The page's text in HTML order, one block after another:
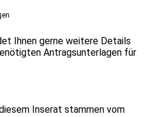
Ihnen gerne weitere Details
Antragsunterlagen für
Inserat stammen vom